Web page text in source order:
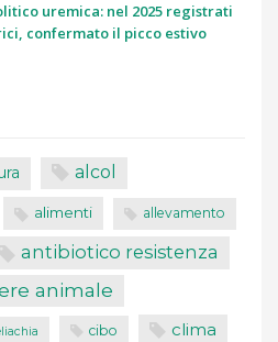
uremica: nel 2025 registrati
confermato il picco estivo
alcol
alimenti allevamento
antibiotico resistenza
animale
cibo clima